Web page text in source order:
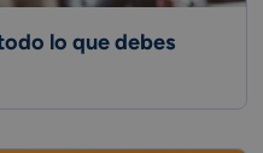
lo que debes